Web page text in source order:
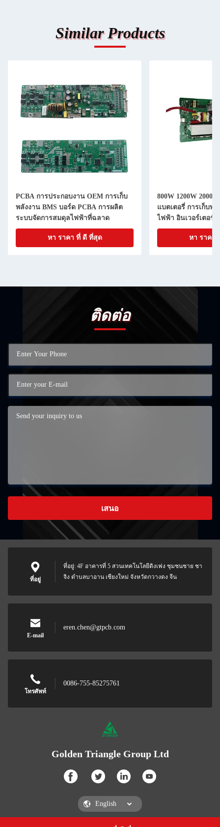
Similar Products
PCBA การประกอบงาน OEM การเก็บ
พลังงาน BMS บอร์ด PCBA การผลิต
ระบบจัดการสมดุลไฟฟ้าที่ฉลาด
หา ราคา ที่ ดี ที่สุด
800W 1200W
แบตเตอรี่ การเก็บพ
ไฟฟ้า อินเวอร์เตอร์
ยืดหยุ่น
หา ราคา
ติดต่อ
เสนอ
ที่อยู่
ที่อยู่: 4F อาคารที่ 5 สวนเทคโนโลยีดิงเฟง ชุมชนชาย ชา
จิง ตําบลบาอาน เชียงใหม่ จังหวัดกวางดง จีน
E-mail
eren.chen@gtpcb.com
โทรศัพท์
0086-755-85275761
Golden Triangle Group Ltd